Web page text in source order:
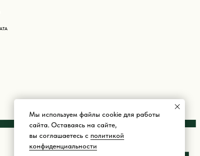
Мы используем файлы cookie для работы
сайта. Оставаясь на сайте,
вы соглашаетесь с политикой
конфиденциальности